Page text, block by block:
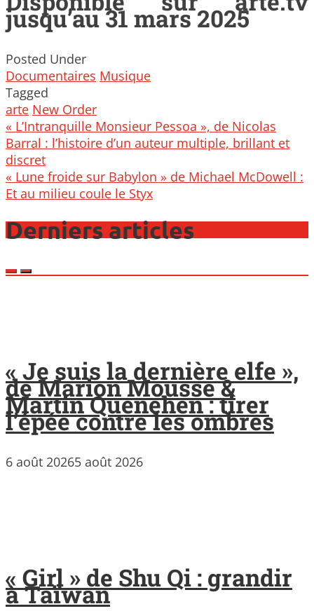
jusqu’au 31 mars 2025
Posted Under
Documentaires Musique
Tagged
arte New Order
Post
navigation
« L’Intranquille Monsieur Pessoa », de Nicolas
Barral : l’histoire d’un auteur multiple, brillant et
discret
« Lune froide sur Babylon » de Michael McDowell :
Et au milieu coule le Styx
Derniers articles
« Je suis la dernière elfe »,
de Marion Mousse &
Martin Quenehen : tirer
l’épée contre les ombres
6 août 20265 août 2026
« Girl » de Shu Qi : grandir
à Taïwan